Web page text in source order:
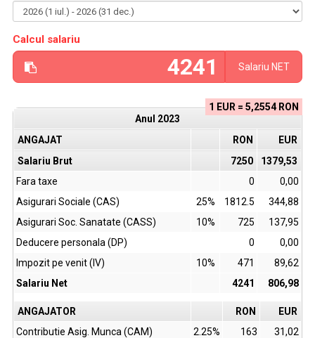
Calcul salariu
Salariu NET
1 EUR = 5,2554 RON
Anul 2023
ANGAJAT
RON
EUR
Salariu Brut
7250
1379,53
Fara taxe
0
0,00
Asigurari Sociale (CAS)
25% 1812.5
344,88
Asigurari Soc. Sanatate (CASS)
10% 725
137,95
Deducere personala (DP)
0
0,00
Impozit pe venit (IV)
10% 471
89,62
Salariu Net
4241 806,98
ANGAJATOR RON
EUR
Contributie Asig. Munca (CAM)
2.25% 163
31,02